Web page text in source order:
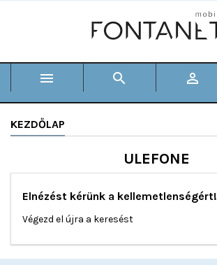
  
KEZDŐLAP
ULEFONE
Elnézést kérünk a kellemetlenségért!
Végezd el újra a keresést